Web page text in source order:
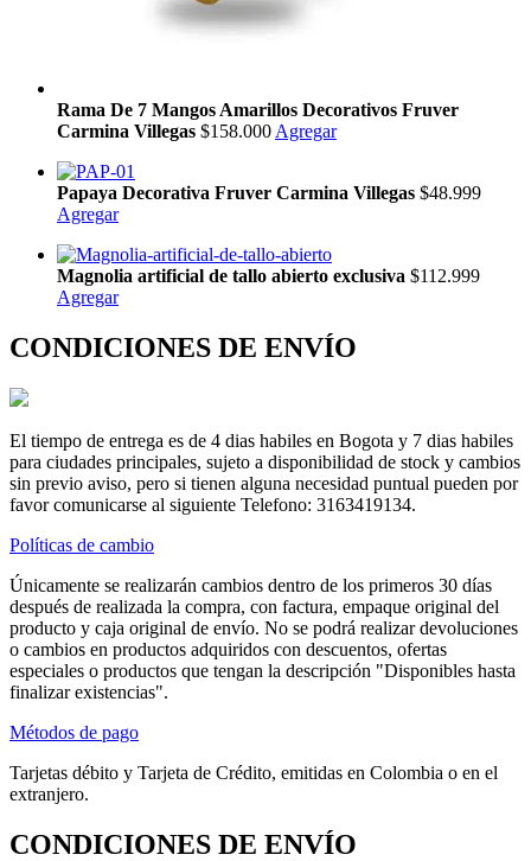
Rama De 7 Mangos Amarillos Decorativos Fruver
Carmina Villegas $158.000 Agregar
Papaya Decorativa Fruver Carmina Villegas $48.999
Agregar
Magnolia artificial de tallo abierto exclusiva $112.999
Agregar
CONDICIONES DE ENVÍO
El tiempo de entrega es de 4 dias habiles en Bogota y 7 dias habiles
para ciudades principales, sujeto a disponibilidad de stock y cambios
sin previo aviso, pero si tienen alguna necesidad puntual pueden por
favor comunicarse al siguiente Telefono: 3163419134.
Políticas de cambio
Únicamente se realizarán cambios dentro de los primeros 30 días
después de realizada la compra, con factura, empaque original del
producto y caja original de envío. No se podrá realizar devoluciones
o cambios en productos adquiridos con descuentos, ofertas
especiales o productos que tengan la descripción "Disponibles hasta
finalizar existencias".
Métodos de pago
Tarjetas débito y Tarjeta de Crédito, emitidas en Colombia o en el
extranjero.
CONDICIONES DE ENVÍO